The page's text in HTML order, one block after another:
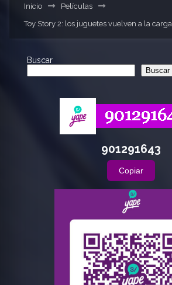
Inicio
Películas
Toy Story 2: los juguetes vuelven a la carga
Buscar
Buscar
901291643
Copiar